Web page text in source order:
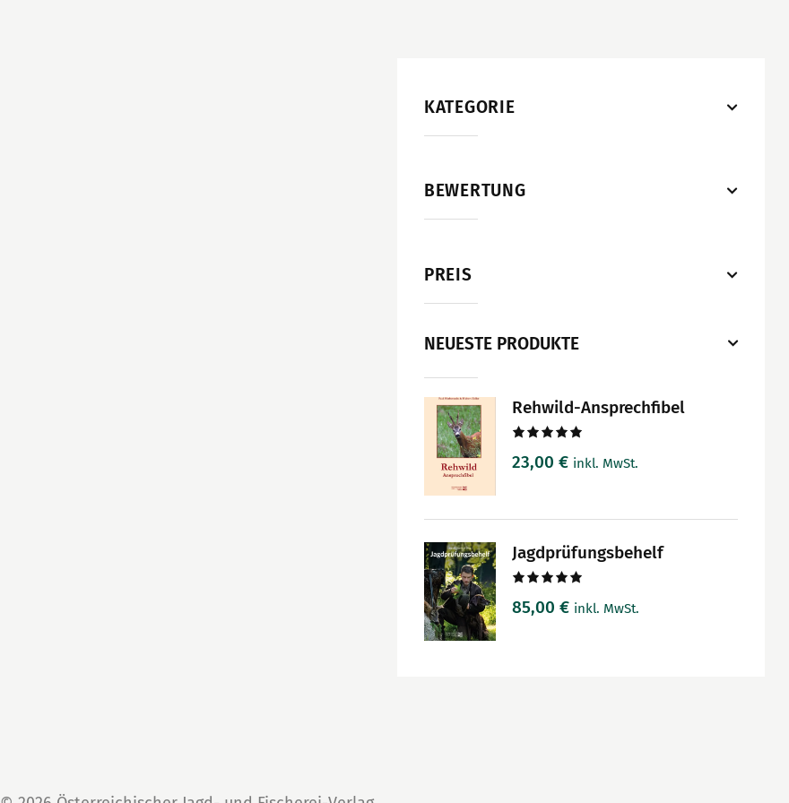
KATEGORIE
BEWERTUNG
PREIS
NEUESTE PRODUKTE
Rehwild-Ansprechfibel
mit5.00
23,00 € inkl. MwSt.
Jagdprüfungsbehelf
mit5.00
85,00 € inkl. MwSt.